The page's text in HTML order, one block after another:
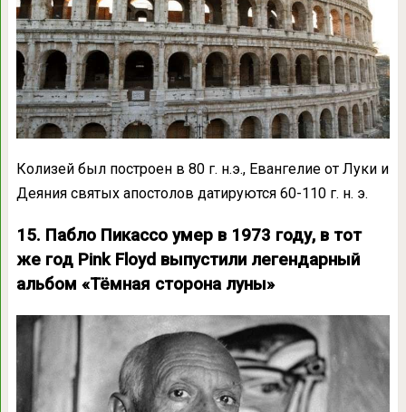
Колизей был построен в 80 г. н.э., Евангелие от Луки и
Деяния святых апостолов датируются 60-110 г. н. э.
15. Пабло Пикассо умер в 1973 году, в тот
же год Pink Floyd выпустили легендарный
альбом «Тёмная сторона луны»